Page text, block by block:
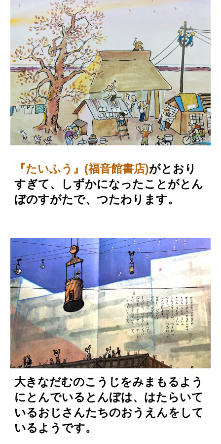
『たいふう』(福音館書店)がとおり
すぎて、しずかになったことがとん
ぼのすがたで、つたわります。
大きなだむのこうじをみまもるよう
にとんでいるとんぼは、はたらいて
いるおじさんたちのおうえんをして
いるようです。